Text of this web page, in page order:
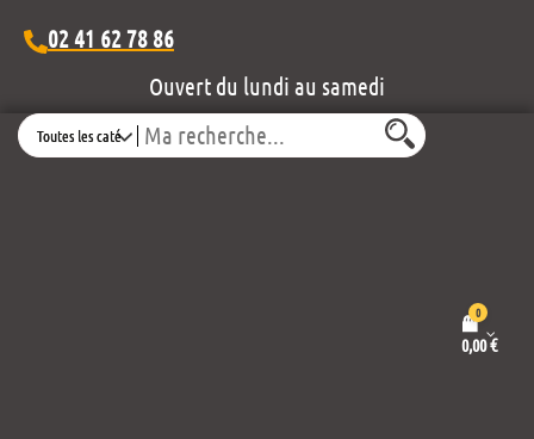
Search
0
0,00€
02 41 62 78 86
Ouvert du lundi au samedi
de 10h00 à 19h30